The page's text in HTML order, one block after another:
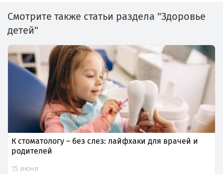
Смотрите также статьи раздела "Здоровье
детей"
К стоматологу – без слез: лайфхаки для врачей и
родителей
15 июня